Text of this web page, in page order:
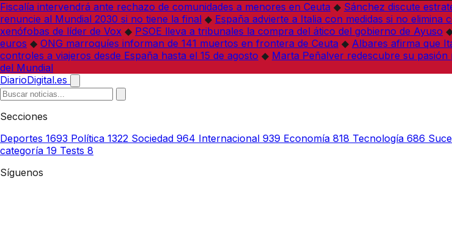
Fiscalía intervendrá ante rechazo de comunidades a menores en Ceuta ◆ Sánchez discute
renuncie al Mundial 2030 si no tiene la final ◆ España advierte a Italia con medidas si no elimina
xenófobas de líder de Vox ◆ PSOE lleva a tribunales la compra del ático del gobierno de Ayuso
euros ◆ ONG marroquíes informan de 141 muertos en frontera de Ceuta ◆ Albares afirma que
controles a viajeros desde España hasta el 15 de agosto ◆ Marta Peñalver redescubre su
del Mundial
DiarioDigital.es
Secciones
Deportes 1693 Política 1322 Sociedad 964 Internacional 939 Economía 818 Tecnología 686
categoría 19 Tests 8
Síguenos